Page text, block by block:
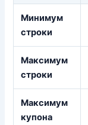
Минимум
строки
Максимум
строки
Максимум
купона